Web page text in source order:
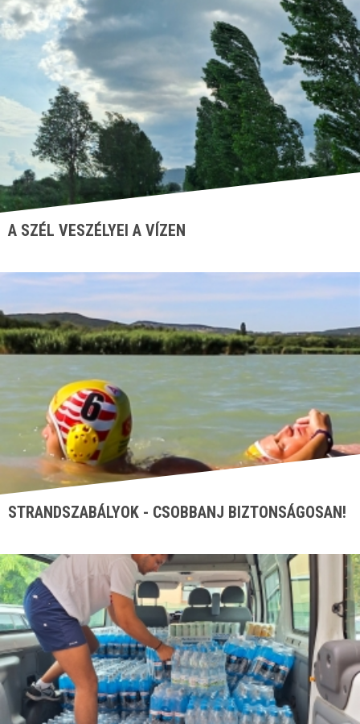
A SZÉL VESZÉLYEI A VÍZEN
STRANDSZABÁLYOK - CSOBBANJ BIZTONSÁGOSAN!